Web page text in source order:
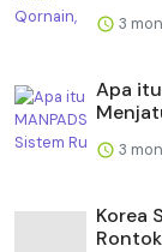
3
Apa
3
Korea